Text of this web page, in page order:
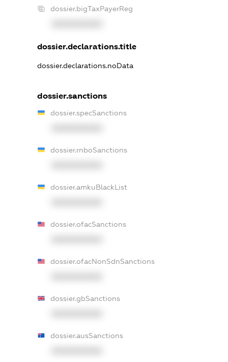
dossier.bigTaxPayerReg
dossier.declarations.title
dossier.declarations.noData
dossier.sanctions
dossier.specSanctions
dossier.rnboSanctions
dossier.amkuBlackList
dossier.ofacSanctions
dossier.ofacNonSdnSanctions
dossier.gbSanctions
dossier.ausSanctions